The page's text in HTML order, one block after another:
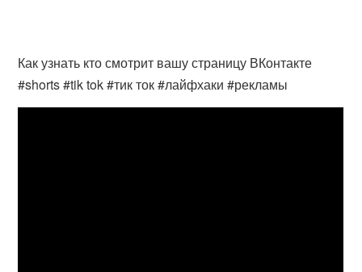
Как узнать кто смотрит вашу страницу ВКонтакте
#shorts #tik tok #тик ток #лайфхаки #рекламы